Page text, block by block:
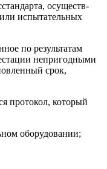
осуществ­
испытательных
по результатам
непригодными
срок,
протокол, который
оборудовании;